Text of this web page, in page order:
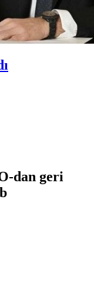
dan geri